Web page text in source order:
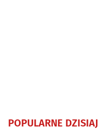
POPULARNE DZISIAJ